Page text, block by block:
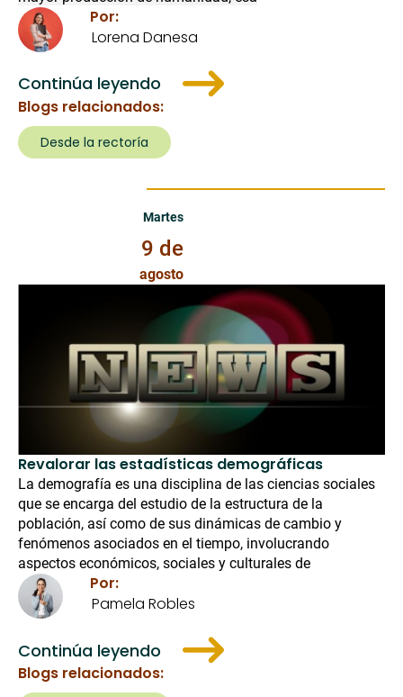
Por:
Lorena Danesa
Continúa leyendo
Blogs relacionados:
Desde la rectoría
Martes 9 de Agosto de 2022
Martes
9 de
agosto
Revalorar las estadísticas demográficas
La demografía es una disciplina de las ciencias sociales
que se encarga del estudio de la estructura de la
población, así como de sus dinámicas de cambio y
fenómenos asociados en el tiempo, involucrando
aspectos económicos, sociales y culturales de
Por:
Pamela Robles
Continúa leyendo
Blogs relacionados: